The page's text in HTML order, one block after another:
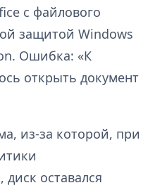
с файлового
защитой Windows
Ошибка: «К
открыть документ
из-за которой, при
диск оставался